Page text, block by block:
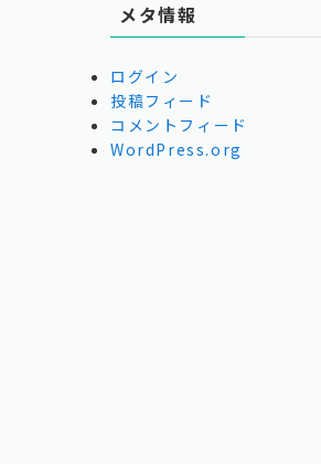
メタ情報
ログイン
投稿フィード
コメントフィード
WordPress.org